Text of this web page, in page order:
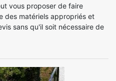
vous proposer de faire
des matériels appropriés et
sans qu'il soit nécessaire de